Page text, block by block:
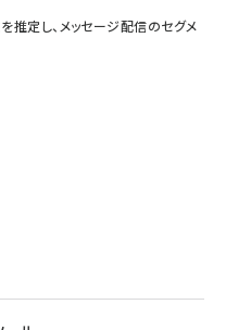
推定し、メッセージ配信のセグメ